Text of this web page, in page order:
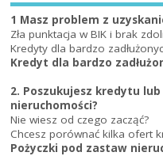
1 Masz problem z
Zła punktacja w BIK i brak
Kredyty dla bardzo
Kredyt dla bardzo
2. Poszukujesz kredytu
nieruchomości?
Nie wiesz od czego zacząć?
Chcesz porównać kilka ofert
Pożyczki pod zastaw